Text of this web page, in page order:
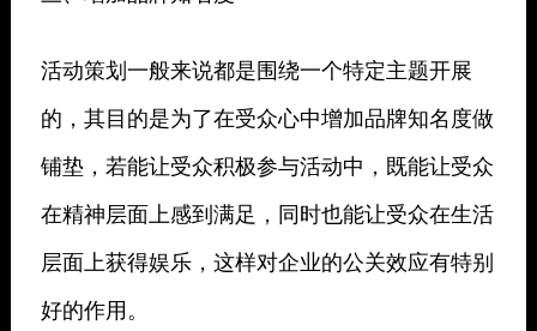
活动策划一般来说都是围绕一个特定主题开展
的，其目的是为了在受众心中增加品牌知名度做
铺垫，若能让受众积极参与活动中，既能让受众
在精神层面上感到满足，同时也能让受众在生活
层面上获得娱乐，这样对企业的公关效应有特别
好的作用。